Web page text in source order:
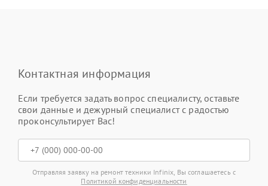
Контактная информация
Если требуется задать вопрос специалисту, оставьте
свои данные и дежурный специалист с радостью
проконсультирует Вас!
Отправляя заявку на ремонт техники Infinix, Вы соглашаетесь с
Политикой конфиденциальности